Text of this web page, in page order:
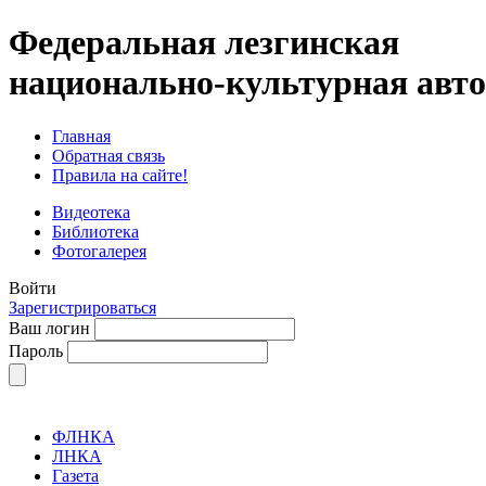
Федеральная лезгинская
национально-культурная
Главная
Обратная связь
Правила на сайте!
Видеотека
Библиотека
Фотогалерея
Войти
Зарегистрироваться
Ваш логин
Пароль
ФЛНКА
ЛНКА
Газета